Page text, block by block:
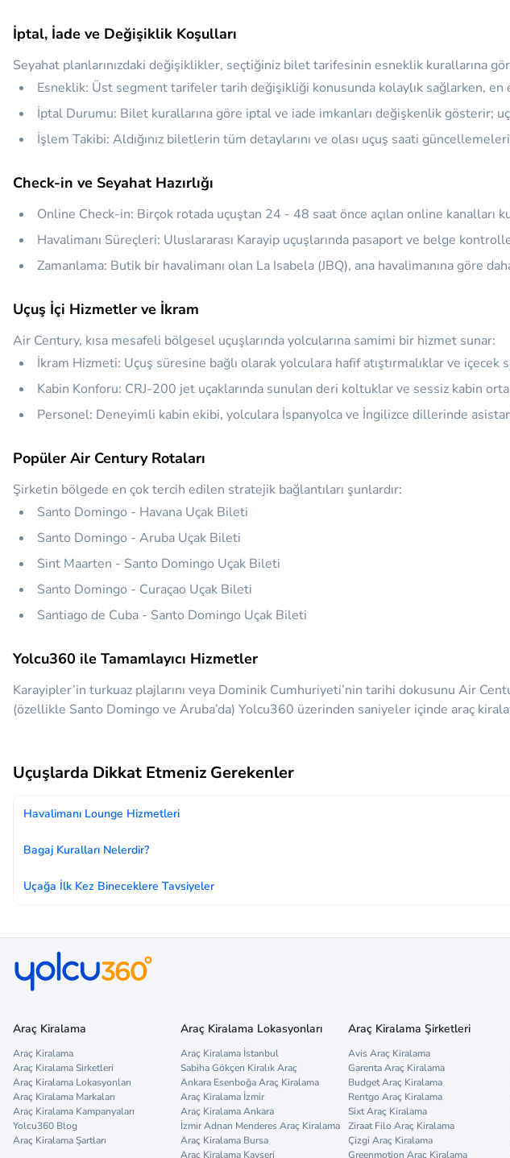
İptal, İade ve Değişiklik Koşulları
Seyahat planlarınızdaki değişiklikler, seçtiğiniz bilet tarifesinin esneklik kurallarına
Esneklik: Üst segment tarifeler tarih değişikliği konusunda kolaylık sağlarken,
İptal Durumu: Bilet kurallarına göre iptal ve iade imkanları değişkenlik gösterir;
İşlem Takibi: Aldığınız biletlerin tüm detaylarını ve olası uçuş saati
Check-in ve Seyahat Hazırlığı
Online Check-in: Birçok rotada uçuştan 24 - 48 saat önce açılan online kanalları
Havalimanı Süreçleri: Uluslararası Karayip uçuşlarında pasaport ve belge
Zamanlama: Butik bir havalimanı olan La Isabela (JBQ), ana havalimanına göre
Uçuş İçi Hizmetler ve İkram
Air Century, kısa mesafeli bölgesel uçuşlarında yolcularına samimi bir hizmet sunar:
İkram Hizmeti: Uçuş süresine bağlı olarak yolculara hafif atıştırmalıklar ve
Kabin Konforu: CRJ-200 jet uçaklarında sunulan deri koltuklar ve sessiz kabin
Personel: Deneyimli kabin ekibi, yolculara İspanyolca ve İngilizce dillerinde
Popüler Air Century Rotaları
Şirketin bölgede en çok tercih edilen stratejik bağlantıları şunlardır:
Santo Domingo - Havana Uçak Bileti
Santo Domingo - Aruba Uçak Bileti
Sint Maarten - Santo Domingo Uçak Bileti
Santo Domingo - Curaçao Uçak Bileti
Santiago de Cuba - Santo Domingo Uçak Bileti
Yolcu360 ile Tamamlayıcı Hizmetler
Karayipler’in turkuaz plajlarını veya Dominik Cumhuriyeti’nin tarihi dokusunu Air
(özellikle Santo Domingo ve Aruba’da) Yolcu360 üzerinden saniyeler içinde araç
Uçuşlarda Dikkat Etmeniz Gerekenler
Havalimanı Lounge Hizmetleri
Bagaj Kuralları Nelerdir?
Uçağa İlk Kez Bineceklere Tavsiyeler
Araç Kiralama
Araç Kiralama
Araç Kiralama Sirketleri
Araç Kiralama Lokasyonları
Araç Kiralama Markaları
Araç Kiralama Kampanyaları
Yolcu360 Blog
Araç Kiralama Şartları
Araç Kiralama Lokasyonları
Araç Kiralama İstanbul
Sabiha Gökçen Kiralık Araç
Ankara Esenboğa Araç Kiralama
Araç Kiralama İzmir
Araç Kiralama Ankara
İzmir Adnan Menderes Araç Kiralama
Araç Kiralama Bursa
Araç Kiralama Kayseri
Araç Kiralama Şirketleri
Avis Araç Kiralama
Garenta Araç Kiralama
Budget Araç Kiralama
Rentgo Araç Kiralama
Sixt Araç Kiralama
Ziraat Filo Araç Kiralama
Çizgi Araç Kiralama
Greenmotion Araç Kiralama